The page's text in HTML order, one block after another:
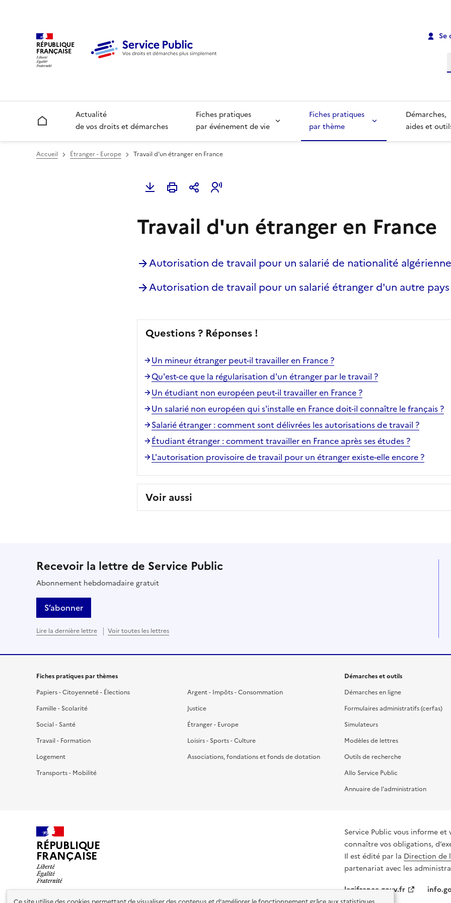
RÉPUBLIQUE
FRANÇAISE
Se
Accueil
Actualité
de vos droits et démarches
Fiches pratiques
par événement de vie
Fiches pratiques
par thème
Démarches,
aides et
Accueil Étranger - Europe Travail d'un étranger en France
Travail d'un étranger en France
Autorisation de travail pour un salarié de nationalité algérienne
Autorisation de travail pour un salarié étranger d'un autre pays
Questions ? Réponses !
Un mineur étranger peut-il travailler en France ?
Qu'est-ce que la régularisation d'un étranger par le travail ?
Un étudiant non européen peut-il travailler en France ?
Un salarié non européen qui s'installe en France doit-il connaître le français ?
Salarié étranger : comment sont délivrées les autorisations de travail ?
Étudiant étranger : comment travailler en France après ses études ?
L'autorisation provisoire de travail pour un étranger existe-elle encore ?
Voir aussi
Recevoir la lettre de Service Public
Abonnement hebdomadaire gratuit
S’abonner
Lire la dernière lettre Voir toutes les lettres
Fiches pratiques par thèmes
Papiers - Citoyenneté - Élections
Famille - Scolarité
Social - Santé
Travail - Formation
Logement
Transports - Mobilité
Argent - Impôts - Consommation
Justice
Étranger - Europe
Loisirs - Sports - Culture
Associations, fondations et fonds de dotation
Démarches et outils
Démarches en ligne
Formulaires administratifs (cerfas)
Simulateurs
Modèles de lettres
Outils de recherche
Allo Service Public
Annuaire de l'administration
RÉPUBLIQUE
FRANÇAISE
Service Public vous informe
connaître vos obligations,
Il est édité par la Direction de
partenariat avec les
legifrance.gouv.fr